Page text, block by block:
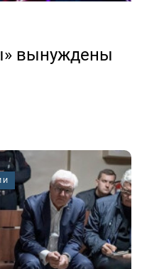
вынуждены